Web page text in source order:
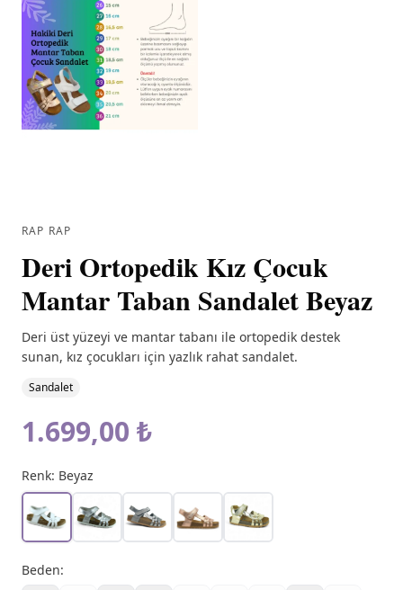
RAP RAP
Deri Ortopedik Kız Çocuk
Mantar Taban Sandalet Beyaz
Deri üst yüzeyi ve mantar tabanı ile ortopedik destek
sunan, kız çocukları için yazlık rahat sandalet.
Sandalet
1.699,00 ₺
Renk: Beyaz
Beden: